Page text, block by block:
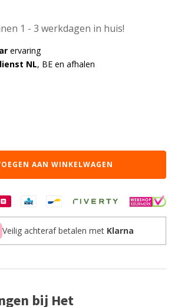
1 - 3 werkdagen in huis!
ervaring
NL, BE en afhalen
AAN WINKELWAGEN
Veilig achteraf betalen met Klarna
bij Het